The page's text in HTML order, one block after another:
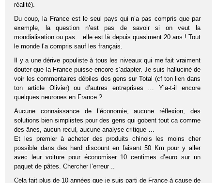
réalité).
Du coup, la France est le seul pays qui n’a pas compris que par
exemple, la question n’est pas de savoir si on veut la
mondialisation ou pas .. elle est là depuis quasiment 20 ans ! Tout
le monde l’a compris sauf les français.
Il y a une dérive populiste à tous les niveaux qui me fait vraiment
douter que la France puisse encore s’adapter. Je suis halluciné de
voir les commentaires débiles des gens sur Total (cf ton lien dans
ton article Olivier) ou d’autres entreprises … Y’a-t-il encore
quelques neurones en France ?
Aucune connaissance de l’économie, aucune réflexion, des
solutions bien simplistes pour des gens qui gobent tout ca comme
des ânes, aucun recul, aucune analyse critique …
Et les premier à acheter des produits chinois les moins cher
possible dans des hard discount en faisant 50 Km pour y aller
avec leur voiture pour économiser 10 centimes d’euro sur un
paquet de pâtes. Chercher l’erreur ..
Cela fait plus de 10 années que je suis parti de France à cause de